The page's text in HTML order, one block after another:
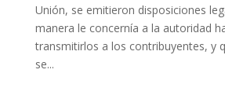
Unión, se emitieron disposiciones
manera le concernía a la autoridad
transmitirlos a los contribuyentes, y
se...